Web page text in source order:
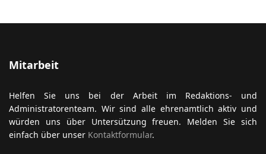
Mitarbeit
Helfen Sie uns bei der Arbeit im Redaktions- und
Administratorenteam. Wir sind alle ehrenamtlich aktiv und
würden uns über Untersützung freuen. Melden Sie sich
einfach über unser Kontaktformular.